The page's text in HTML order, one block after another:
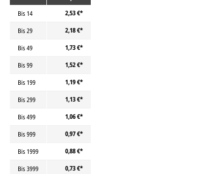
Bis 14
2,53 €*
Bis29
2,18 €*
Bis49
1,73 €*
Bis99
1,52 €*
Bis 199
1,19 €*
Bis299
1,13 €*
Bis499
1,06 €*
Bis999
0,97 €*
Bis 1999
0,88 €*
Bis3999
0,73 €*